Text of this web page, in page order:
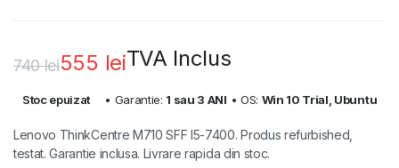
740lei
a
555 lei
este:
TVA Inclus
Stoc epuizat • Garantie: 1 sau 3 ANI • OS: Win 10 Trial, Ubuntu
Lenovo ThinkCentre M710 SFF I5-7400. Produs refurbished,
testat. Garantie inclusa. Livrare rapida din stoc.